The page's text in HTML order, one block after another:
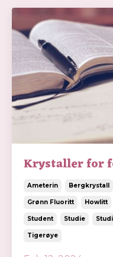
Krystaller for
Ameterin Bergkrystall
Grønn Fluoritt Howlitt
Student Studie
Tigerøye